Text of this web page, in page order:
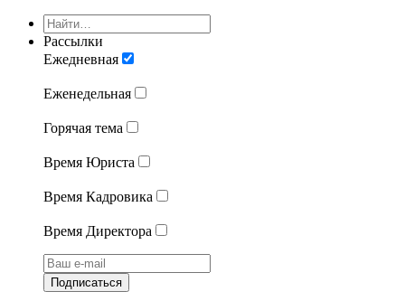
Рассылки
Ежедневная
Еженедельная
Горячая тема
Время Юриста
Время Кадровика
Время Директора
Подписаться